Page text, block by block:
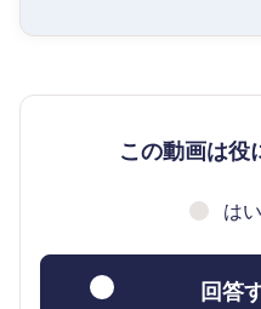
この動画は役
はい
回答